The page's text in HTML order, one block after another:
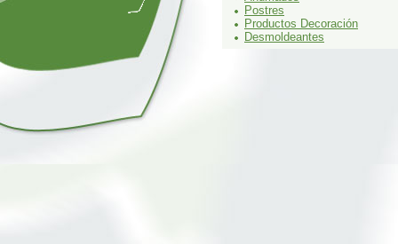
Postres
Productos Decoración
Desmoldeantes